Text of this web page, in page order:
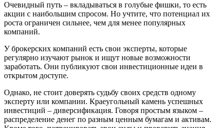
Очевидный путь – вкладываться в голубые фишки, то есть
акции с наибольшим спросом. Но учтите, что потенциал их
роста ограничен сильнее, чем для менее популярных
компаний.
У брокерских компаний есть свои эксперты, которые
регулярно изучают рынок и ищут новые возможности
заработать. Они публикуют свои инвестиционные идеи в
открытом доступе.
Однако, не стоит доверять судьбу своих средств одному
эксперту или компании. Краеугольный камень успешных
инвестиций – диверсификация. Говоря простым языком –
распределение денег по разным ценным бумагам и активам.